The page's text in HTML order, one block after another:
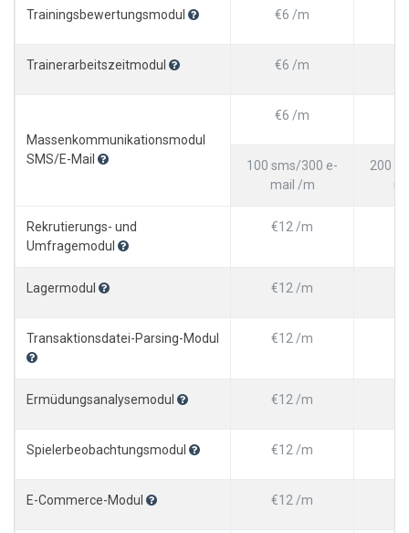
Trainingsbewertungsmodul €6 /m
Trainerarbeitszeitmodul €6 /m
Massenkommunikationsmodul
SMS/E-Mail
€6 /m
100 sms/300 e-
mail /m
200
Rekrutierungs- und
Umfragemodul
€12 /m
Lagermodul €12 /m
Transaktionsdatei-Parsing-Modul €12 /m
Ermüdungsanalysemodul €12 /m
Spielerbeobachtungsmodul €12 /m
E-Commerce-Modul €12 /m